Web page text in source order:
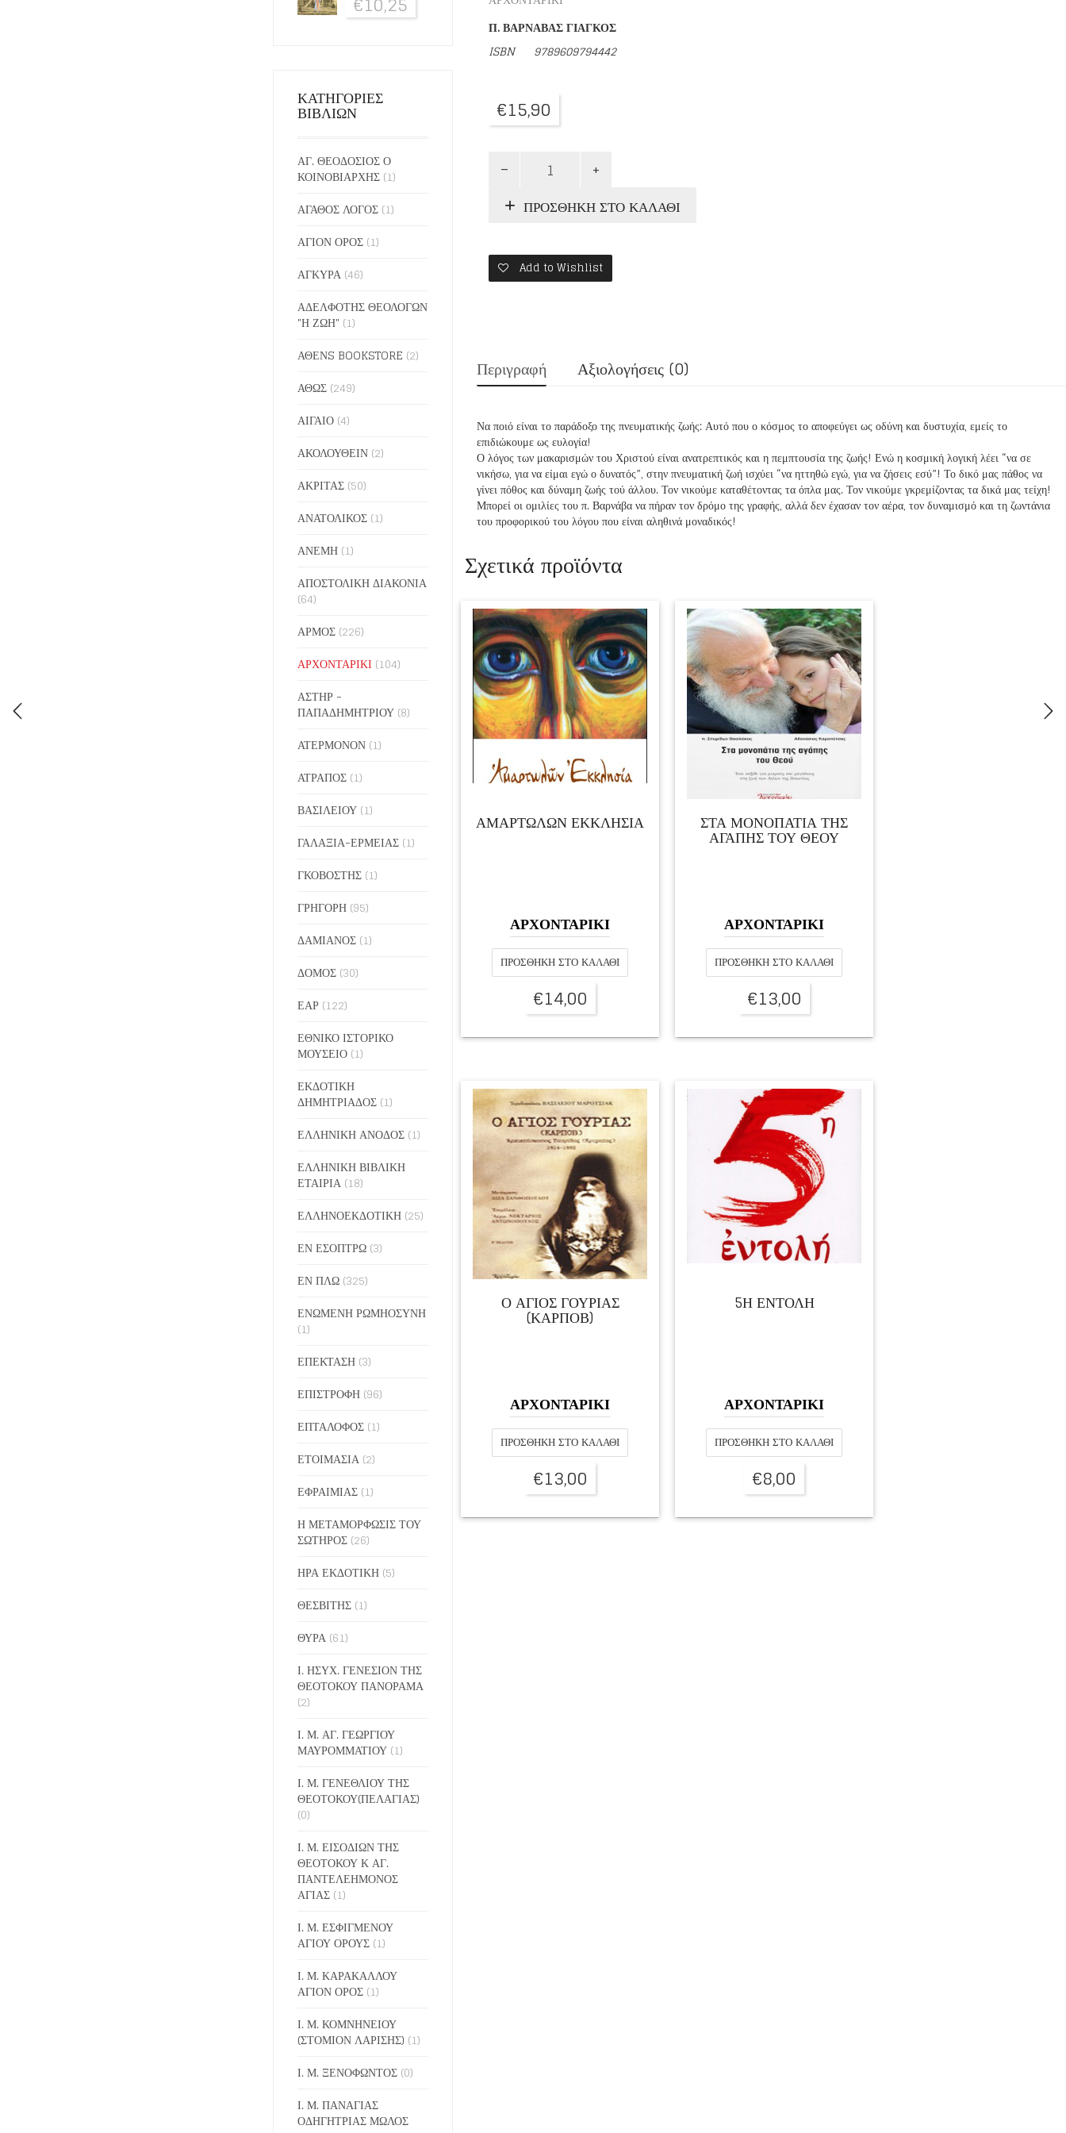
Π. ΒΑΡΝΑΒΑΣ ΓΙΑΓΚΟΣ
ISBN
9789609794442
€15,90
ΣΤΟΝ ΠΡΟΣΘΉΚΗ ΣΤΟ ΚΑΛΆΘΙ
Add to Wishlist
Περιγραφή Αξιολογήσεις (0)
Να ποιό είναι το παράδοξο της πνευματικής ζωής: Αυτό που ο κόσμος το αποφεύγει ως οδύνη και δυστυχία, εμείς το
επιδιώκουμε ως ευλογία!
Ο λόγος των μακαρισμών του Χριστού είναι ανατρεπτικός και η πεμπτουσία της ζωής! Ενώ η κοσμική λογική λέει “να σε
νικήσω, για να είμαι εγώ ο δυνατός”, στην πνευματική ζωή ισχύει “να ηττηθώ εγώ, για να ζήσεις εσύ”! Το δικό μας πάθος να
γίνει πόθος και δύναμη ζωής τού άλλου. Τον νικούμε καταθέτοντας τα όπλα μας. Τον νικούμε γκρεμίζοντας τα δικά μας τείχη!
Μπορεί οι ομιλίες του π. Βαρνάβα να πήραν τον δρόμο της γραφής, αλλά δεν έχασαν τον αέρα, τον δυναμισμό και τη ζωντάνια
του προφορικού του λόγου που είναι αληθινά μοναδικός!
Σχετικά προϊόντα
ΑΜΑΡΤΩΛΩΝ ΕΚΚΛΗΣΙΑ
ΑΡΧΟΝΤΑΡΙΚΙ
ΠΡΟΣΘΉΚΗ ΣΤΟ ΚΑΛΆΘΙ
€14,00
ΣΤΑ ΜΟΝΟΠΑΤΙΑ ΤΗΣ
ΑΓΑΠΗΣ ΤΟΥ ΘΕΟΥ
ΑΡΧΟΝΤΑΡΙΚΙ
ΠΡΟΣΘΉΚΗ ΣΤΟ ΚΑΛΆΘΙ
€13,00
Ο ΑΓΙΟΣ ΓΟΥΡΙΑΣ
(ΚΑΡΠΟΒ)
ΑΡΧΟΝΤΑΡΙΚΙ
ΠΡΟΣΘΉΚΗ ΣΤΟ ΚΑΛΆΘΙ
€13,00
5Η ΕΝΤΟΛΗ
ΑΡΧΟΝΤΑΡΙΚΙ
ΠΡΟΣΘΉΚΗ ΣΤΟ ΚΑΛΆΘΙ
€8,00
ΚΑΤΗΓΟΡΙΕΣ
ΒΙΒΛΙΩΝ
ΑΓ. ΘΕΟΔΟΣΙΟΣ Ο
ΚΟΙΝΟΒΙΑΡΧΗΣ (1)
ΑΓΑΘΟΣ ΛΟΓΟΣ (1)
ΑΓΙΟΝ ΟΡΟΣ (1)
ΑΓΚΥΡΑ (46)
ΑΔΕΛΦΟΤΗΣ ΘΕΟΛΟΓΩΝ
"Η ΖΩΗ" (1)
ΑΘΕΝS BOOKSTORE (2)
ΑΘΩΣ (249)
ΑΙΓΑΙΟ (4)
ΑΚΟΛΟΥΘΕΙΝ (2)
ΑΚΡΙΤΑΣ (50)
ΑΝΑΤΟΛΙΚΟΣ (1)
ΑΝΕΜΗ (1)
ΑΠΟΣΤΟΛΙΚΗ ΔΙΑΚΟΝΙΑ
(64)
ΑΡΜΟΣ (226)
ΑΡΧΟΝΤΑΡΙΚΙ (104)
ΑΣΤΗΡ -
ΠΑΠΑΔΗΜΗΤΡΙΟΥ (8)
ΑΤΕΡΜΟΝΟΝ (1)
ΑΤΡΑΠΟΣ (1)
ΒΑΣΙΛΕΙΟΥ (1)
ΓΑΛΑΞΙΑ-ΕΡΜΕΙΑΣ (1)
ΓΚΟΒΟΣΤΗΣ (1)
ΓΡΗΓΟΡΗ (95)
ΔΑΜΙΑΝΟΣ (1)
ΔΟΜΟΣ (30)
ΕΑΡ (122)
ΕΘΝΙΚΟ ΙΣΤΟΡΙΚΟ
ΜΟΥΣΕΙΟ (1)
ΕΚΔΟΤΙΚΗ
ΔΗΜΗΤΡΙΑΔΟΣ (1)
ΕΛΛΗΝΙΚΗ ΑΝΟΔΟΣ (1)
ΕΛΛΗΝΙΚΗ ΒΙΒΛΙΚΗ
ΕΤΑΙΡΙΑ (18)
ΕΛΛΗΝΟΕΚΔΟΤΙΚΗ (25)
ΕΝ ΕΣΟΠΤΡΩ (3)
ΕΝ ΠΛΩ (325)
ΕΝΩΜΕΝΗ ΡΩΜΗΟΣΥΝΗ
(1)
ΕΠΕΚΤΑΣΗ (3)
ΕΠΙΣΤΡΟΦΗ (96)
ΕΠΤΑΛΟΦΟΣ (1)
ΕΤΟΙΜΑΣΙΑ (2)
ΕΦΡΑΙΜΙΑΣ (1)
Η ΜΕΤΑΜΟΡΦΩΣΙΣ ΤΟΥ
ΣΩΤΗΡΟΣ (26)
ΗΡΑ ΕΚΔΟΤΙΚΗ (5)
ΘΕΣΒΙΤΗΣ (1)
ΘΥΡΑ (61)
Ι. ΗΣΥΧ. ΓΕΝΕΣΙΟΝ ΤΗΣ
ΘΕΟΤΟΚΟΥ ΠΑΝΟΡΑΜΑ
(2)
Ι. Μ. ΑΓ. ΓΕΩΡΓΙΟΥ
ΜΑΥΡΟΜΜΑΤΙΟΥ (1)
Ι. Μ. ΓΕΝΕΘΛΙΟΥ ΤΗΣ
ΘΕΟΤΟΚΟΥ(ΠΕΛΑΓΙΑΣ)
(0)
Ι. Μ. ΕΙΣΟΔΙΩΝ ΤΗΣ
ΘΕΟΤΟΚΟΥ Κ ΑΓ.
ΠΑΝΤΕΛΕΗΜΟΝΟΣ
ΑΓΙΑΣ (1)
Ι. Μ. ΕΣΦΙΓΜΕΝΟΥ
ΑΓΙΟΥ ΟΡΟΥΣ (1)
Ι. Μ. ΚΑΡΑΚΑΛΛΟΥ
ΑΓΙΟΝ ΟΡΟΣ (1)
Ι. Μ. ΚΟΜΝΗΝΕΙΟΥ
(ΣΤΟΜΙΟΝ ΛΑΡΙΣΗΣ) (1)
Ι. Μ. ΞΕΝΟΦΩΝΤΟΣ (0)
Ι. Μ. ΠΑΝΑΓΙΑΣ
ΟΔΗΓΗΤΡΙΑΣ ΜΩΛΟΣ